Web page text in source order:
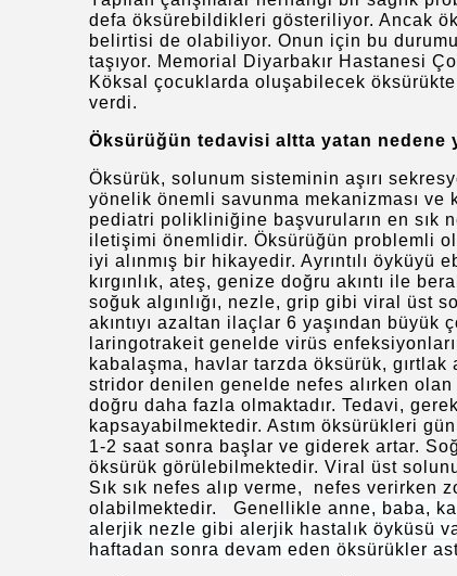
defa öksürebildikleri gösteriliyor. Ancak
belirtisi de olabiliyor. Onun için bu
taşıyor. Memorial Diyarbakır Hastanesi
Köksal çocuklarda oluşabilecek
verdi.
Öksürüğün tedavisi altta yatan nedene
Öksürük, solunum sisteminin aşırı
yönelik önemli savunma mekanizması ve
pediatri polikliniğine başvuruların en sık
iletişimi önemlidir. Öksürüğün problemli
iyi alınmış bir hikayedir. Ayrıntılı öyküyü
kırgınlık, ateş, genize doğru akıntı ile
soğuk algınlığı, nezle, grip gibi viral üst
akıntıyı azaltan ilaçlar 6 yaşından
laringotrakeit genelde virüs
kabalaşma, havlar tarzda öksürük, gırtlak
stridor denilen genelde nefes alırken olan
doğru daha fazla olmaktadır. Tedavi,
kapsayabilmektedir. Astım öksürükleri
1-2 saat sonra başlar ve giderek artar.
öksürük görülebilmektedir. Viral üst
Sık sık nefes alıp verme, nefes verirken
olabilmektedir. Genellikle anne, baba,
alerjik nezle gibi alerjik hastalık öyküsü
haftadan sonra devam eden öksürükler